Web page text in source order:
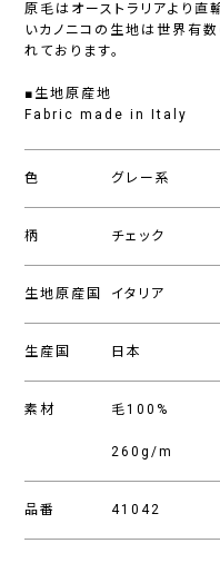
原毛はオーストラリアより直
いカノニコの生地は世界有
れております。
■生地原産地
Fabric made in Italy
色 グレー系
柄 チェック
生地原産国 イタリア
生産国 日本
素材 毛100%
260g/m
品番 41042